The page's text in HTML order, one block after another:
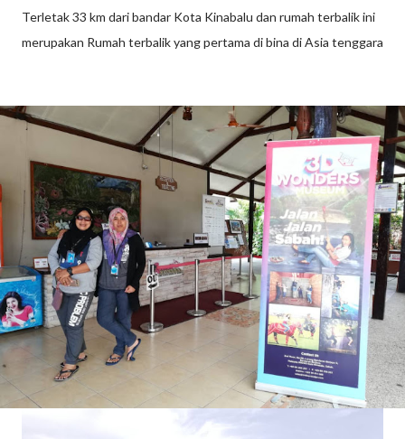
Terletak 33 km dari bandar Kota Kinabalu dan rumah terbalik ini
merupakan Rumah terbalik yang pertama di bina di Asia tenggara